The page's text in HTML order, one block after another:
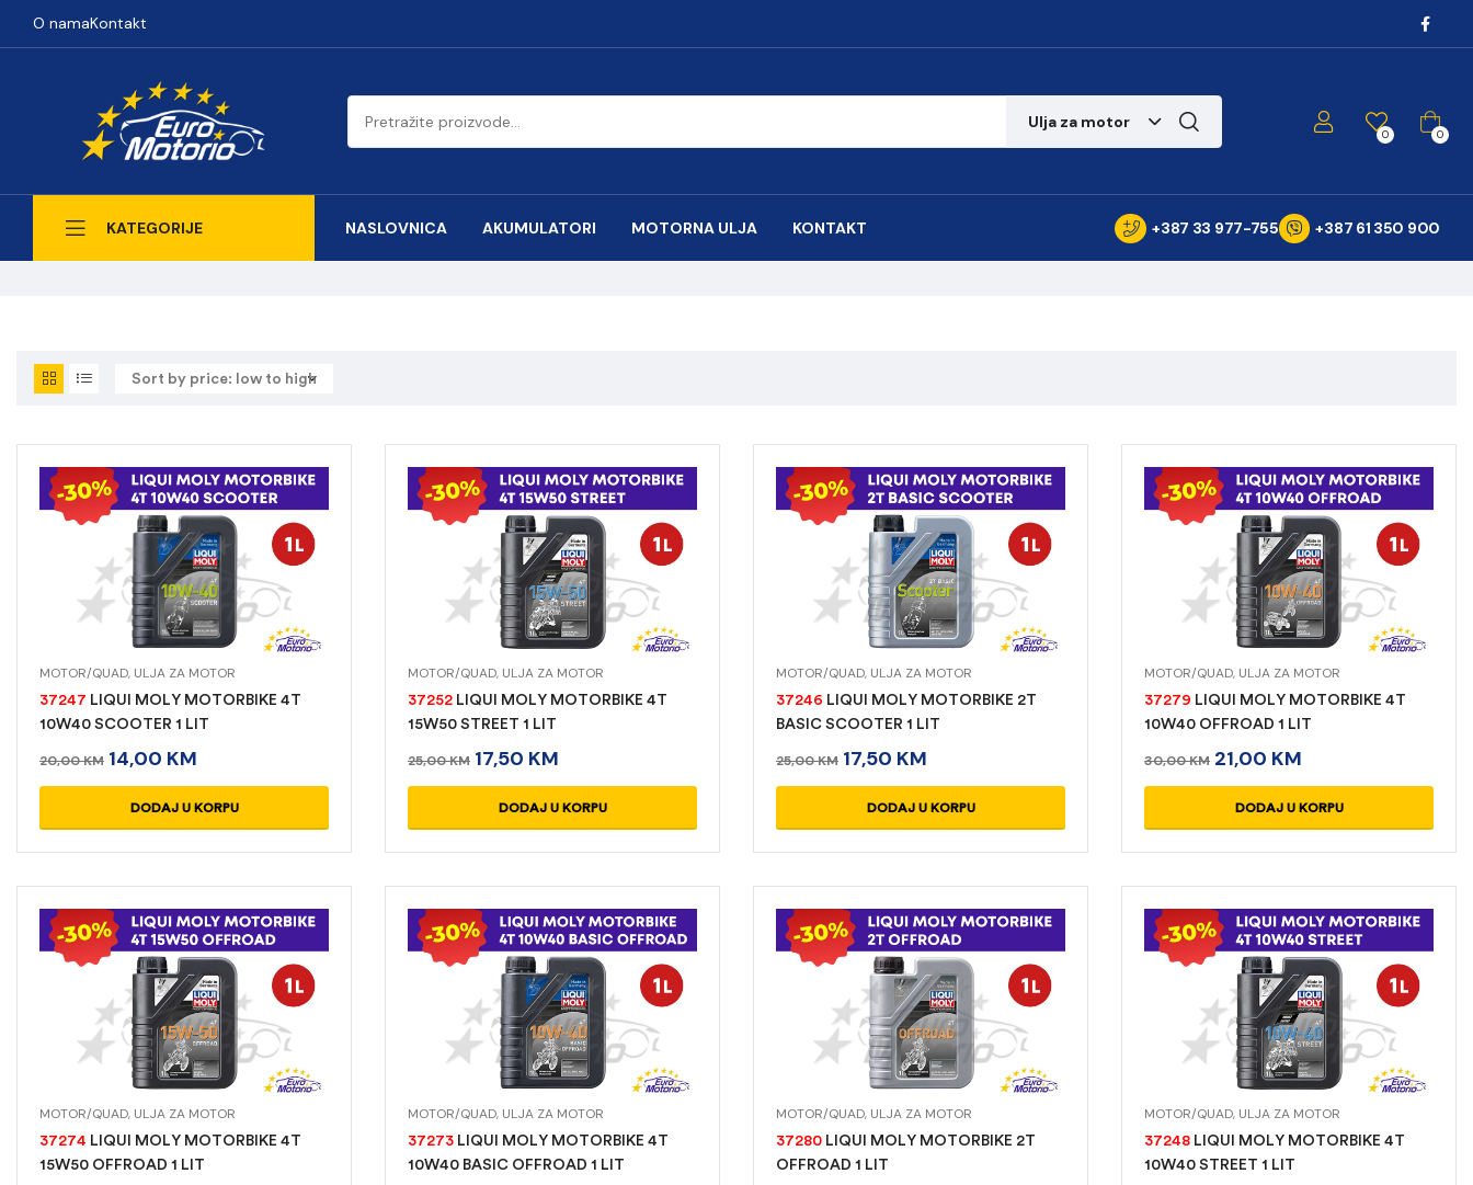
O namaKontakt
Ulja za motor
0 0
KATEGORIJE NASLOVNICA AKUMULATORI MOTORNA ULJA KONTAKT +387 33 977-755 +387 61 350 900
MOTOR/QUAD, ULJA ZA MOTOR
37247 LIQUI MOLY MOTORBIKE 4T
10W40 SCOOTER 1 LIT
20,00KM 14,00 KM
DODAJ U KORPU
MOTOR/QUAD, ULJA ZA MOTOR
37252 LIQUI MOLY MOTORBIKE 4T
15W50 STREET 1 LIT
25,00KM 17,50 KM
DODAJ U KORPU
MOTOR/QUAD, ULJA ZA MOTOR
37246 LIQUI MOLY MOTORBIKE 2T
BASIC SCOOTER 1 LIT
25,00KM 17,50 KM
DODAJ U KORPU
MOTOR/QUAD, ULJA ZA MOTOR
37279 LIQUI MOLY MOTORBIKE 4T
10W40 OFFROAD 1 LIT
30,00KM 21,00 KM
DODAJ U KORPU
MOTOR/QUAD, ULJA ZA MOTOR
37274 LIQUI MOLY MOTORBIKE 4T
15W50 OFFROAD 1 LIT
MOTOR/QUAD, ULJA ZA MOTOR
37273 LIQUI MOLY MOTORBIKE 4T
10W40 BASIC OFFROAD 1 LIT
MOTOR/QUAD, ULJA ZA MOTOR
37280 LIQUI MOLY MOTORBIKE 2T
OFFROAD 1 LIT
MOTOR/QUAD, ULJA ZA MOTOR
37248 LIQUI MOLY MOTORBIKE 4T
10W40 STREET 1 LIT